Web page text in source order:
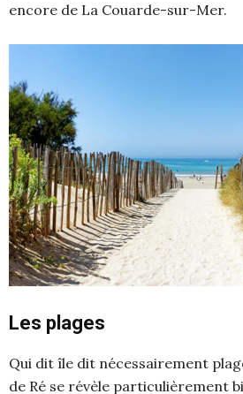
encore de La Couarde-sur-Mer.
Les plages
Qui dit île dit nécessairement
de Ré se révèle particulièrement